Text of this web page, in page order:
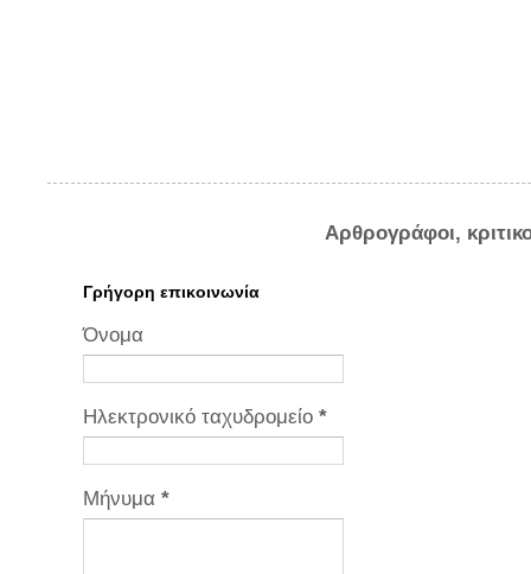
Αρθρογράφοι,
Γρήγορη επικοινωνία
Όνομα
Ηλεκτρονικό ταχυδρομείο *
Μήνυμα *